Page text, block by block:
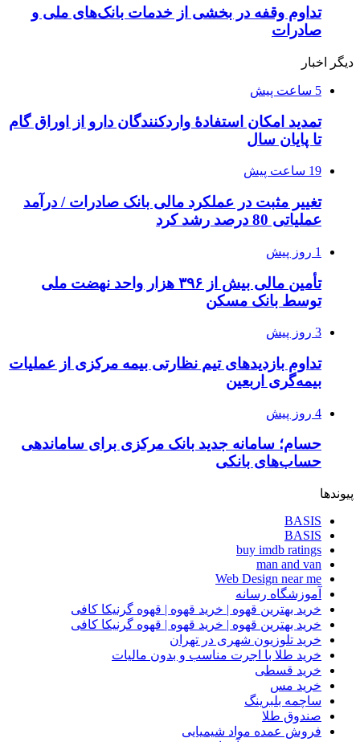
تداوم وقفه در بخشی از خدمات بانک‌های ملی و
صادرات
دیگر اخبار
5 ساعت پیش
تمدید امکان استفادۀ واردکنندگان دارو از اوراق گام
تا پایان سال
19 ساعت پیش
تغییر مثبت در عملکرد مالی بانک صادرات / درآمد
عملیاتی 80 درصد رشد کرد
1 روز پیش
تأمین مالی بیش از ۳۹۶ هزار واحد نهضت ملی
توسط بانک مسکن
3 روز پیش
تداوم بازدیدهای تیم نظارتی بیمه مرکزی از عملیات
بیمه‌گری اربعین
4 روز پیش
حسام؛ سامانه جدید بانک مرکزی برای ساماندهی
حساب‌های بانکی
پیوندها
BASIS
BASIS
buy imdb ratings
man and van
Web Design near me
آموزشگاه رسانه
خرید بهترین قهوه | خرید قهوه | قهوه گرنیکا کافی
خرید بهترین قهوه | خرید قهوه | قهوه گرنیکا کافی
خرید تلوزیون شهری در تهران
خرید طلا با اجرت مناسب و بدون مالیات
خرید قسطی
خرید مس
ساچمه بلبرینگ
صندوق طلا
فروش عمده مواد شیمیایی